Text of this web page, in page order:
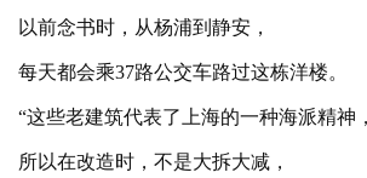
1989年的设计师柏振琦也是上海人，
以前念书时，从杨浦到静安，
每天都会乘 37路公交车路过这栋洋楼。
“这些老建筑代表了上海的一种海派精神，